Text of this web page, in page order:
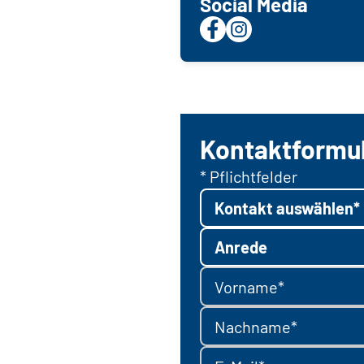
* Pflichtfelder
Kontakt auswählen*
Anrede
Vorname*
Nachname*